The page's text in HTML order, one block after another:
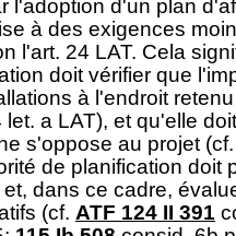
l'adoption d'un plan
à des exigences
l'art. 24 LAT. Cela
doit vérifier que
à l'endroit
let. a LAT), et qu'elle
s'oppose au projet
de planification doit
dans ce cadre,
(cf. ATF 124 II 391